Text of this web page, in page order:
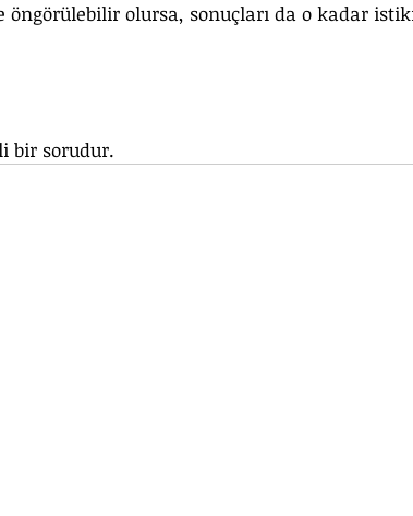
öngörülebilir olursa, sonuçları da o kadar
bir sorudur.